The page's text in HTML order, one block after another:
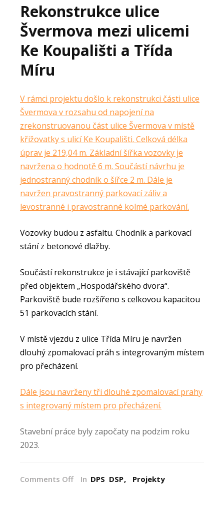
Rekonstrukce ulice
Švermova mezi ulicemi
Ke Koupališti a Třída
Míru
V rámci projektu došlo k rekonstrukci části ulice
Švermova v rozsahu od napojení na
zrekonstruovanou část ulice Švermova v místě
křižovatky s ulicí Ke Koupališti. Celková délka
úprav je 219,04 m. Základní šířka vozovky je
navržena o hodnotě 6 m. Součástí návrhu je
jednostranný chodník o šířce 2 m. Dále je
navržen pravostranný parkovací záliv a
levostranné i pravostranné kolmé parkování.
Vozovky budou z asfaltu. Chodník a parkovací
stání z betonové dlažby.
Součástí rekonstrukce je i stávající parkoviště
před objektem „Hospodářského dvora“.
Parkoviště bude rozšířeno s celkovou kapacitou
51 parkovacích stání.
V místě vjezdu z ulice Třída Míru je navržen
dlouhý zpomalovací práh s integrovaným místem
pro přecházení.
Dále jsou navrženy tři dlouhé zpomalovací prahy
s integrovaný místem pro přecházení.
Stavební práce byly započaty na podzim roku
2023.
Comments OffonIn DPS DSP Projekty